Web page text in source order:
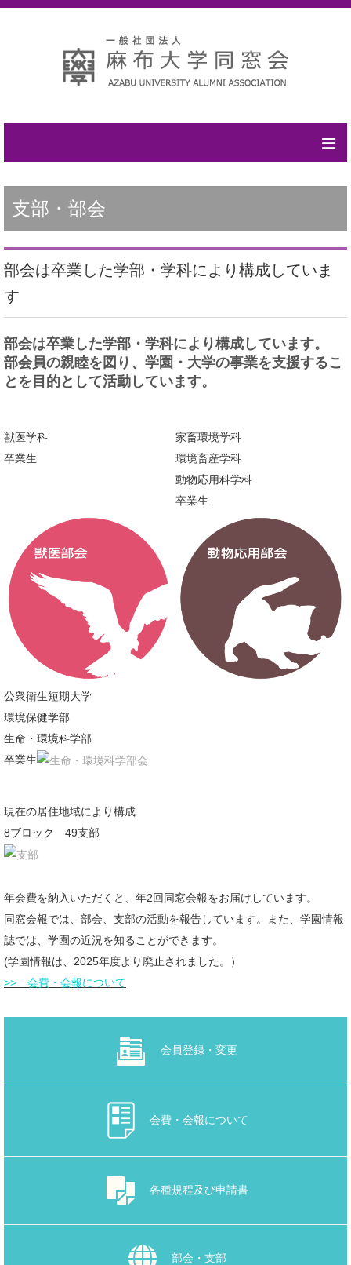
ホーム
同窓会概要
一般社団法人麻布大学同窓会長就任の挨拶
概要
会員数
運営
事業
支部・部会
獣医部会
動物応用部会
生命・環境科学部会
支部
支部連絡先
会員の動物病院検索
動物病院一覧
会員登録・変更
お問合わせ
支部・部会
部会は卒業した学部・学科により構成していま
す
部会は卒業した学部・学科により構成しています。
部会員の親睦を図り、学園・大学の事業を支援するこ
とを目的として活動しています。
獣医学科
卒業生
家畜環境学科
環境畜産学科
動物応用科学科
卒業生
公衆衛生短期大学
環境保健学部
生命・環境科学部
卒業生
現在の居住地域により構成
8ブロック 49支部
年会費を納入いただくと、年2回同窓会報をお届けしています。
同窓会報では、部会、支部の活動を報告しています。また、学園情報
誌では、学園の近況を知ることができます。
(学園情報は、2025年度より廃止されました。）
>> 会費・会報について
会員登録・変更
会費・会報について
各種規程及び申請書
部会・支部